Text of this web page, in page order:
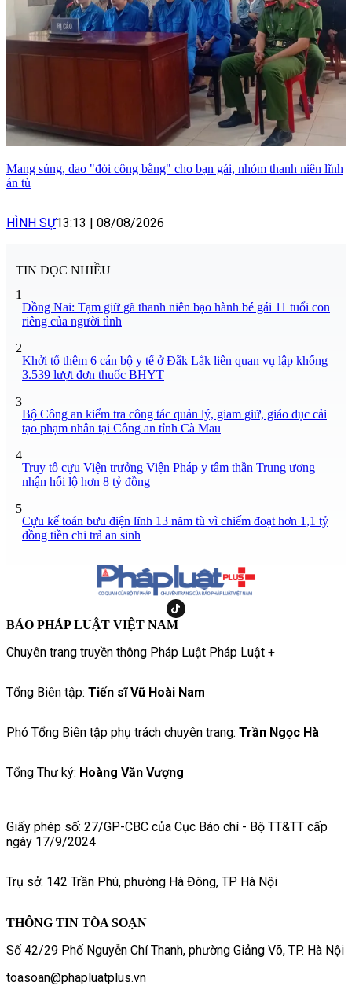
Mang súng, dao "đòi công bằng" cho bạn gái, nhóm thanh niên lĩnh
án tù
HÌNH SỰ13:13 | 08/08/2026
TIN ĐỌC NHIỀU
1
Đồng Nai: Tạm giữ gã thanh niên bạo hành bé gái 11 tuổi con
riêng của người tình
2
Khởi tố thêm 6 cán bộ y tế ở Đắk Lắk liên quan vụ lập khống
3.539 lượt đơn thuốc BHYT
3
Bộ Công an kiểm tra công tác quản lý, giam giữ, giáo dục cải
tạo phạm nhân tại Công an tỉnh Cà Mau
4
Truy tố cựu Viện trưởng Viện Pháp y tâm thần Trung ương
nhận hối lộ hơn 8 tỷ đồng
5
Cựu kế toán bưu điện lĩnh 13 năm tù vì chiếm đoạt hơn 1,1 tỷ
đồng tiền chi trả an sinh
BÁO PHÁP LUẬT VIỆT NAM
Chuyên trang truyền thông Pháp Luật Pháp Luật +
Tổng Biên tập: Tiến sĩ Vũ Hoài Nam
Phó Tổng Biên tập phụ trách chuyên trang: Trần Ngọc Hà
Tổng Thư ký: Hoàng Văn Vượng
Giấy phép số: 27/GP-CBC của Cục Báo chí - Bộ TT&TT cấp
ngày 17/9/2024
Trụ sở: 142 Trần Phú, phường Hà Đông, TP Hà Nội
THÔNG TIN TÒA SOẠN
Số 42/29 Phố Nguyễn Chí Thanh, phường Giảng Võ, TP. Hà Nội
toasoan@phapluatplus.vn